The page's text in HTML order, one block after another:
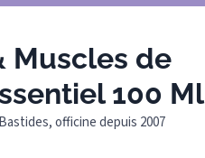
Muscles de
100 Ml
officine depuis 2007